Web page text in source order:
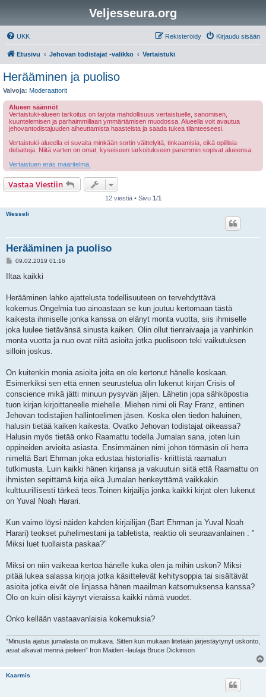
Veljesseura.org
UKK Kirjaudu sisään
Rekisteröidy
Etusivu Jehovan todistajat -valikko Vertaistuki
Herääminen ja puoliso
Valvoja: Moderaattorit
Alueen säännöt
Vertaistuki-alueen tarkoitus on tarjota mahdollisuus vertaistuelle, sanomisen,
kuuntelemisen ja parhaimmillaan ymmärtämisen muodossa. Alueella voit avautua
jehovantodistajuuden aiheuttamista haasteista ja saada tukea tilanteeseesi.
Vertaistuki-alueella ei suvaita minkään sortin väittelyitä, tinkaamisia, eikä opillisia
debatteja. Niitä varten on omat, kyseiseen tarkoitukseen paremmin sopivat alueensa.
Vertaistuen eräs määritelmä.
Vastaa Viestiin
12 viestiä • Sivu 1/1
Wesseli
Herääminen ja puoliso
V
e
i
09.02.2019 01:16
Iltaa kaikki
Herääminen lahko ajattelusta todellisuuteen on tervehdyttävä
kokemus.Ongelmia tuo ainoastaan se kun joutuu kertomaan tästä
kaikesta ihmiselle jonka kanssa on elänyt monta vuotta, siis ihmiselle
joka luulee tietävänsä sinusta kaiken. Olin ollut tienraivaaja ja vanhinkin
monta vuotta ja nuo ovat niitä asioita jotka puolisoon teki vaikutuksen
silloin joskus.
On kuitenkin monia asioita joita en ole kertonut hänelle koskaan.
Esimerkiksi sen että ennen seurustelua olin lukenut kirjan Crisis of
conscience mikä jätti minuun pysyvän jäljen. Lähetin jopa sähköpostia
tuon kirjan kirjoittaneelle miehelle. Miehen nimi oli Ray Franz, entinen
Jehovan todistajien hallintoelimen jäsen. Koska olen tiedon haluinen,
halusin tietää kaiken kaikesta. Ovatko Jehovan todistajat oikeassa?
Halusin myös tietää onko Raamattu todella Jumalan sana, joten luin
oppineiden arvioita asiasta. Ensimmäinen nimi johon törmäsin oli herra
nimeltä Bart Ehrman joka edustaa historiallis- kriittistä raamatun
tutkimusta. Luin kaikki hänen kirjansa ja vakuutuin siitä että Raamattu on
ihmisten sepittämä kirja eikä Jumalan henkeyttämä vaikkakin
kulttuurillisesti tärkeä teos.Toinen kirjailija jonka kaikki kirjat olen lukenut
on Yuval Noah Harari.
Kun vaimo löysi näiden kahden kirjailijan (Bart Ehrman ja Yuval Noah
Harari) teokset puhelimestani ja tabletista, reaktio oli seuraavanlainen : "
Miksi luet tuollaista paskaa?"
Miksi on niin vaikeaa kertoa hänelle kuka olen ja mihin uskon? Miksi
pitää lukea salassa kirjoja jotka käsittelevät kehitysoppia tai sisältävät
asioita jotka eivät ole linjassa hänen maailman katsomuksensa kanssa?
Olo on kuin olisi käynyt vieraissa kaikki nämä vuodet.
Onko kellään vastaavanlaisia kokemuksia?
”Minusta ajatus jumalasta on mukava. Sitten kun mukaan liitetään järjestäytynyt uskonto,
asiat alkavat mennä pieleen” Iron Maiden -laulaja Bruce Dickinson
Kaarmis